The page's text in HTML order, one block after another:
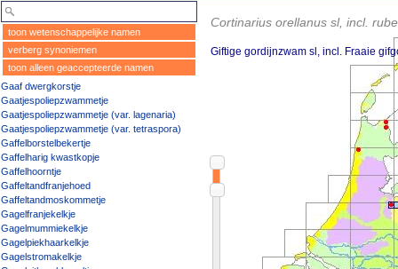
toon wetenschappelijke namen
verberg synoniemen
toon alleen geaccepteerde namen
Gaaf dwergkorstje
Gaatjespoliepzwammetje
Gaatjespoliepzwammetje (var. lagenaria)
Gaatjespoliepzwammetje (var. tetraspora)
Gaffelborstelbekertje
Gaffelharig kwastkopje
Gaffelhoorntje
Gaffeltandfranjehoed
Gaffeltandmoskommetje
Gagelfranjekelkje
Gagelmummiekelkje
Gagelpiekhaarkelkje
Gagelstromakelkje
Cortinarius orellanus sl, incl.
Giftige gordijnzwam sl, incl. Fraaie